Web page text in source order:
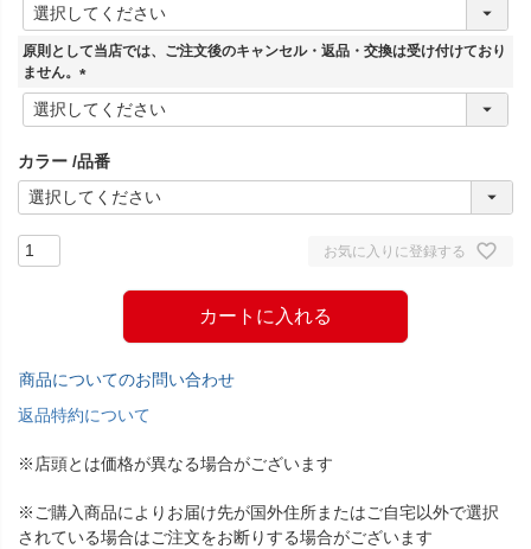
須
原則として当店では、ご注文後のキャンセル・返品・交換は受け付けており
ません。
(
必
)
カラー 品番
お気に入りに登録する
カートに入れる
商品についてのお問い合わせ
返品特約について
※店頭とは価格が異なる場合がございます
※ご購入商品によりお届け先が国外住所またはご自宅以外で選択
されている場合はご注文をお断りする場合がございます